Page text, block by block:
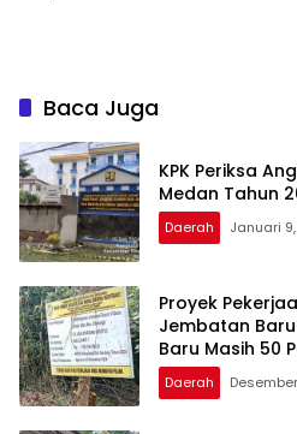
Baca Juga
KPK Periksa
Medan Tahun
Daerah Januari
Proyek
Jembatan
Baru Masih 50
Daerah